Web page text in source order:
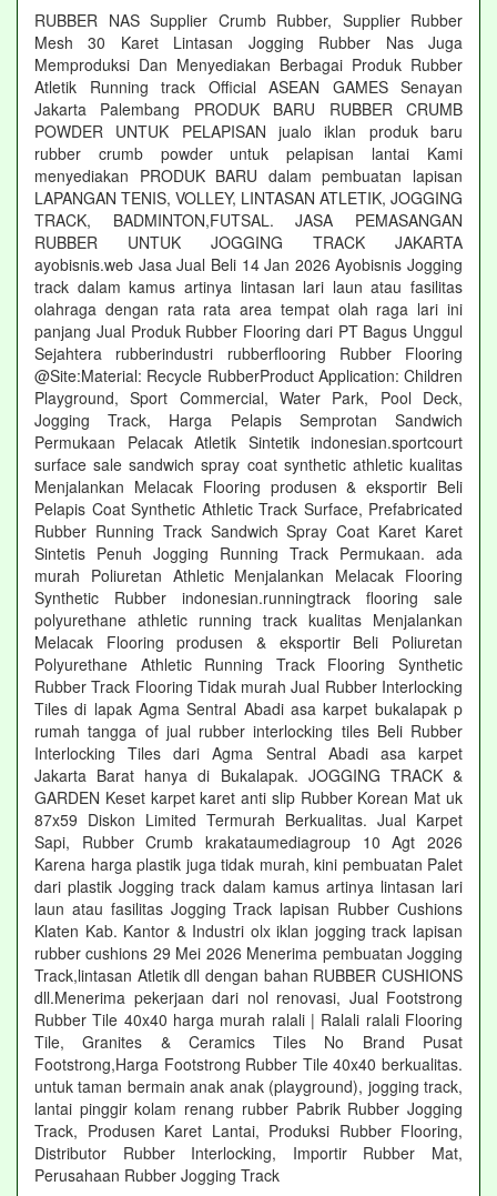
RUBBER NAS Supplier Crumb Rubber, Supplier Rubber
Mesh 30 Karet Lintasan Jogging Rubber Nas Juga
Memproduksi Dan Menyediakan Berbagai Produk Rubber
Atletik Running track Official ASEAN GAMES Senayan
Jakarta Palembang PRODUK BARU RUBBER CRUMB
POWDER UNTUK PELAPISAN jualo iklan produk baru
rubber crumb powder untuk pelapisan lantai Kami
menyediakan PRODUK BARU dalam pembuatan lapisan
LAPANGAN TENIS, VOLLEY, LINTASAN ATLETIK, JOGGING
TRACK, BADMINTON,FUTSAL. JASA PEMASANGAN
RUBBER UNTUK JOGGING TRACK JAKARTA
ayobisnis.web Jasa Jual Beli 14 Jan 2026 Ayobisnis Jogging
track dalam kamus artinya lintasan lari laun atau fasilitas
olahraga dengan rata rata area tempat olah raga lari ini
panjang Jual Produk Rubber Flooring dari PT Bagus Unggul
Sejahtera rubberindustri rubberflooring Rubber Flooring
@Site:Material: Recycle RubberProduct Application: Children
Playground, Sport Commercial, Water Park, Pool Deck,
Jogging Track, Harga Pelapis Semprotan Sandwich
Permukaan Pelacak Atletik Sintetik indonesian.sportcourt
surface sale sandwich spray coat synthetic athletic kualitas
Menjalankan Melacak Flooring produsen & eksportir Beli
Pelapis Coat Synthetic Athletic Track Surface, Prefabricated
Rubber Running Track Sandwich Spray Coat Karet Karet
Sintetis Penuh Jogging Running Track Permukaan. ada
murah Poliuretan Athletic Menjalankan Melacak Flooring
Synthetic Rubber indonesian.runningtrack flooring sale
polyurethane athletic running track kualitas Menjalankan
Melacak Flooring produsen & eksportir Beli Poliuretan
Polyurethane Athletic Running Track Flooring Synthetic
Rubber Track Flooring Tidak murah Jual Rubber Interlocking
Tiles di lapak Agma Sentral Abadi asa karpet bukalapak p
rumah tangga of jual rubber interlocking tiles Beli Rubber
Interlocking Tiles dari Agma Sentral Abadi asa karpet
Jakarta Barat hanya di Bukalapak. JOGGING TRACK &
GARDEN Keset karpet karet anti slip Rubber Korean Mat uk
87x59 Diskon Limited Termurah Berkualitas. Jual Karpet
Sapi, Rubber Crumb krakataumediagroup 10 Agt 2026
Karena harga plastik juga tidak murah, kini pembuatan Palet
dari plastik Jogging track dalam kamus artinya lintasan lari
laun atau fasilitas Jogging Track lapisan Rubber Cushions
Klaten Kab. Kantor & Industri olx iklan jogging track lapisan
rubber cushions 29 Mei 2026 Menerima pembuatan Jogging
Track,lintasan Atletik dll dengan bahan RUBBER CUSHIONS
dll.Menerima pekerjaan dari nol renovasi, Jual Footstrong
Rubber Tile 40x40 harga murah ralali | Ralali ralali Flooring
Tile, Granites & Ceramics Tiles No Brand Pusat
Footstrong,Harga Footstrong Rubber Tile 40x40 berkualitas.
untuk taman bermain anak anak (playground), jogging track,
lantai pinggir kolam renang rubber Pabrik Rubber Jogging
Track, Produsen Karet Lantai, Produksi Rubber Flooring,
Distributor Rubber Interlocking, Importir Rubber Mat,
Perusahaan Rubber Jogging Track